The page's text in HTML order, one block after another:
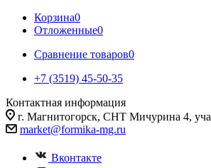
Корзина0
Отложенные0
Сравнение товаров0
+7 (3519) 45-50-35
Контактная информация
г. Магнитогорск, СНТ Мичурина 4,
market@formika-mg.ru
Вконтакте